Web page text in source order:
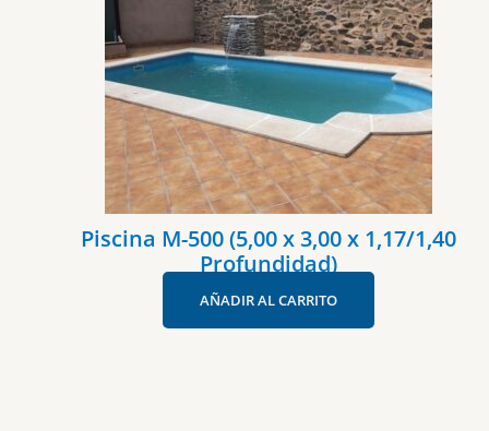
Piscina M-500 (5,00 x 3,00 x 1,17/1,40
Profundidad)
AÑADIR AL CARRITO